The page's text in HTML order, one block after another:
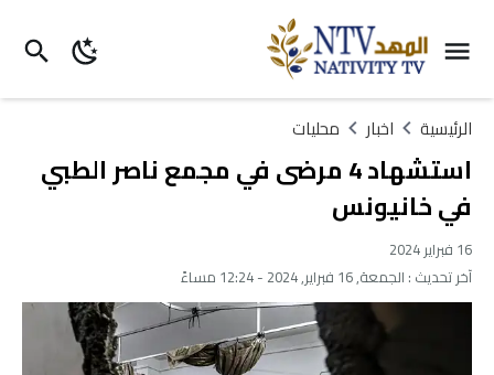
الرئيسية اخبار محليات
استشهاد 4 مرضى في مجمع ناصر الطبي
في خانيونس
16 فبراير 2024
آخر تحديث : الجمعة, 16 فبراير, 2024 - 12:24 مساءً